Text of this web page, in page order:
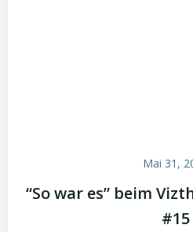
Mai 31,
“So war es” beim
#15